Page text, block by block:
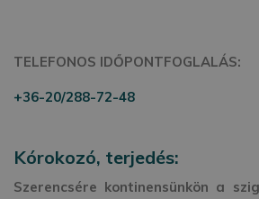
TELEFONOS IDŐPONTFOGLALÁS:
+36-20/288-72-48
Kórokozó, terjedés:
Szerencsére kontinensünkön a